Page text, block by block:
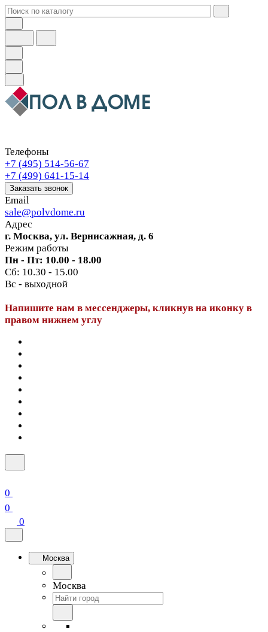
Телефоны
+7 (495) 514-56-67
+7 (499) 641-15-14
Заказать звонок
Email
sale@polvdome.ru
Адрес
г. Москва, ул. Вернисажная, д. 6
Режим работы
Пн - Пт: 10.00 - 18.00
Сб: 10.30 - 15.00
Вс - выходной
Напишите нам в мессенджеры, кликнув на иконку в
правом нижнем углу
0
0
0
Москва
Москва